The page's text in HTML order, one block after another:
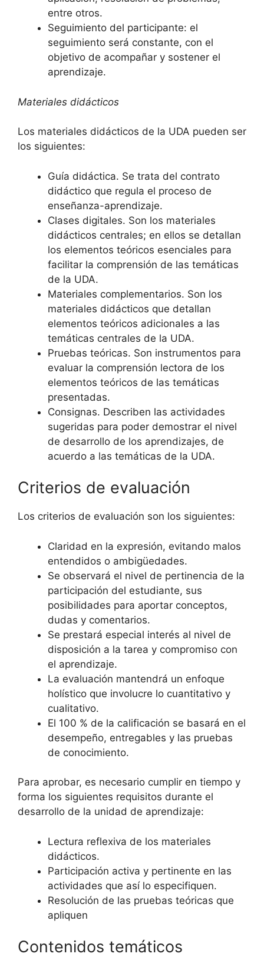
entre otros.
Seguimiento del participante: el
seguimiento será constante, con el
objetivo de acompañar y sostener el
aprendizaje.
Materiales didácticos
Los materiales didácticos de la UDA pueden ser
los siguientes:
Guía didáctica. Se trata del contrato
didáctico que regula el proceso de
enseñanza-aprendizaje.
Clases digitales. Son los materiales
didácticos centrales; en ellos se detallan
los elementos teóricos esenciales para
facilitar la comprensión de las temáticas
de la UDA.
Materiales complementarios. Son los
materiales didácticos que detallan
elementos teóricos adicionales a las
temáticas centrales de la UDA.
Pruebas teóricas. Son instrumentos para
evaluar la comprensión lectora de los
elementos teóricos de las temáticas
presentadas.
Consignas. Describen las actividades
sugeridas para poder demostrar el nivel
de desarrollo de los aprendizajes, de
acuerdo a las temáticas de la UDA.
Criterios de evaluación
Los criterios de evaluación son los siguientes:
Claridad en la expresión, evitando malos
entendidos o ambigüedades.
Se observará el nivel de pertinencia de la
participación del estudiante, sus
posibilidades para aportar conceptos,
dudas y comentarios.
Se prestará especial interés al nivel de
disposición a la tarea y compromiso con
el aprendizaje.
La evaluación mantendrá un enfoque
holístico que involucre lo cuantitativo y
cualitativo.
El 100 % de la calificación se basará en el
desempeño, entregables y las pruebas
de conocimiento.
Para aprobar, es necesario cumplir en tiempo y
forma los siguientes requisitos durante el
desarrollo de la unidad de aprendizaje:
Lectura reflexiva de los materiales
didácticos.
Participación activa y pertinente en las
actividades que así lo especifiquen.
Resolución de las pruebas teóricas que
apliquen
Contenidos temáticos